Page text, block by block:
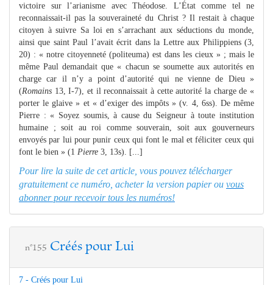
victoire sur l’arianisme avec Théodose. L’État comme tel ne
reconnaissait-il pas la souveraineté du Christ ? Il restait à chaque
citoyen à suivre Sa loi en s’arrachant aux séductions du monde,
ainsi que saint Paul l’avait écrit dans la Lettre aux Philippiens (3,
20) : « notre citoyenneté (politeuma) est dans les cieux » ; mais le
même Paul demandait que « chacun se soumette aux autorités en
charge car il n’y a point d’autorité qui ne vienne de Dieu »
(Romains 13, I-7), et il reconnaissait à cette autorité la charge de «
porter le glaive » et « d’exiger des impôts » (v. 4, 6ss). De même
Pierre : « Soyez soumis, à cause du Seigneur à toute institution
humaine ; soit au roi comme souverain, soit aux gouverneurs
envoyés par lui pour punir ceux qui font le mal et féliciter ceux qui
font le bien » (1 Pierre 3, 13s). [...]
Pour lire la suite de cet article, vous pouvez télécharger
gratuitement ce numéro, acheter la version papier ou vous
abonner pour recevoir tous les numéros!
n°155 Créés pour Lui
7 - Créés pour Lui